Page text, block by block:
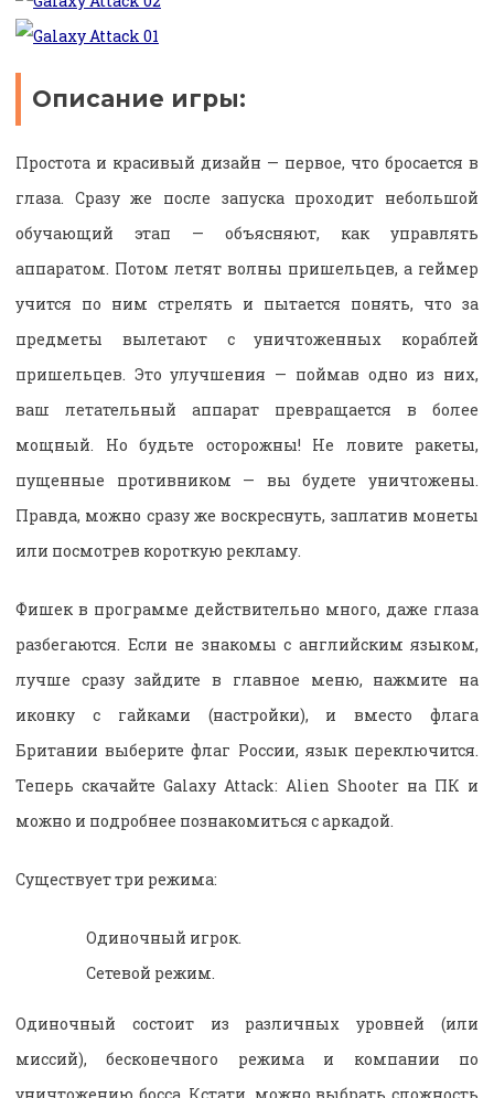
Описание игры:
Простота и красивый дизайн — первое, что бросается в
глаза. Сразу же после запуска проходит небольшой
обучающий этап — объясняют, как управлять
аппаратом. Потом летят волны пришельцев, а геймер
учится по ним стрелять и пытается понять, что за
предметы вылетают с уничтоженных кораблей
пришельцев. Это улучшения — поймав одно из них,
ваш летательный аппарат превращается в более
мощный. Но будьте осторожны! Не ловите ракеты,
пущенные противником — вы будете уничтожены.
Правда, можно сразу же воскреснуть, заплатив монеты
или посмотрев короткую рекламу.
Фишек в программе действительно много, даже глаза
разбегаются. Если не знакомы с английским языком,
лучше сразу зайдите в главное меню, нажмите на
иконку с гайками (настройки), и вместо флага
Британии выберите флаг России, язык переключится.
Теперь скачайте Galaxy Attack: Alien Shooter на ПК и
можно и подробнее познакомиться с аркадой.
Существует три режима:
Одиночный игрок.
Сетевой режим.
Одиночный состоит из различных уровней (или
миссий), бесконечного режима и компании по